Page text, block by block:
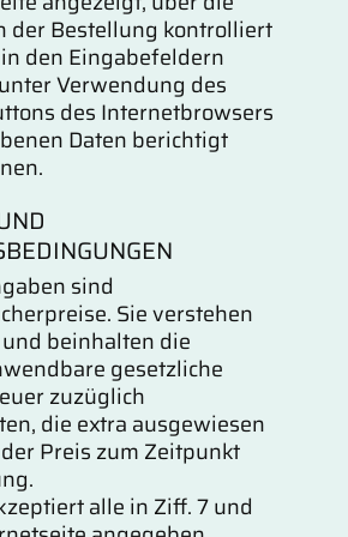
der Bestellung kontrolliert
den Eingabefeldern
Verwendung des
des Internetbrowsers
Daten berichtigt
sind
Sie verstehen
beinhalten die
gesetzliche
zuzüglich
die extra ausgewiesen
Preis zum Zeitpunkt
alle in Ziff. 7 und